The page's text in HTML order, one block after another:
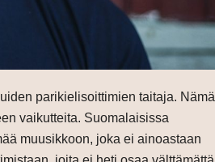
parikielisoittimien taitaja. Nämä
vaikutteita. Suomalaisissa
muusikkoon, joka ei ainoastaan